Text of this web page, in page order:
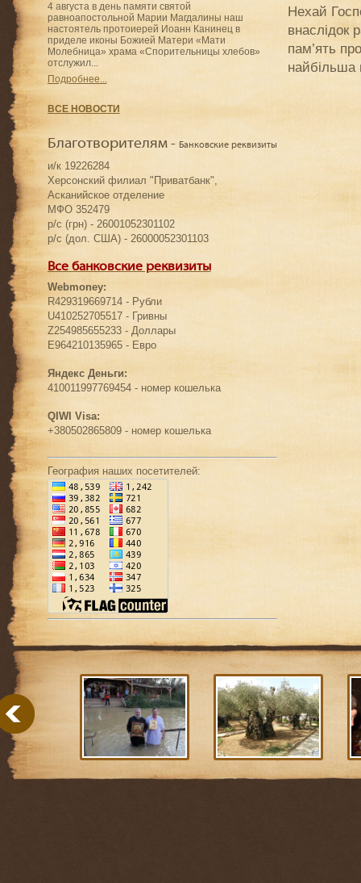
Нехай
внаслідок
пам’ять
найбільша
4 августа в день памяти святой
равноапостольной Марии Магдалины наш
настоятель протоиерей Иоанн Канинец в
приделе иконы Божией Матери «Мати
Молебница» храма «Спорительницы хлебов»
отслужил...
Подробнее...
ВСЕ НОВОСТИ
Благотворителям - Банковские реквизиты
и/к 19226284
Херсонский филиал "Приватбанк",
Асканийское отделение
МФО 352479
р/с (грн) - 26001052301102
р/с (дол. США) - 26000052301103
Все банковские реквизиты
Webmoney:
R429319669714 - Рубли
U410252705517 - Гривны
Z254985655233 - Доллары
E964210135965 - Евро
Яндекс Деньги:
410011997769454 - номер кошелька
QIWI Visa:
+380502865809 - номер кошелька
География наших посетителей: